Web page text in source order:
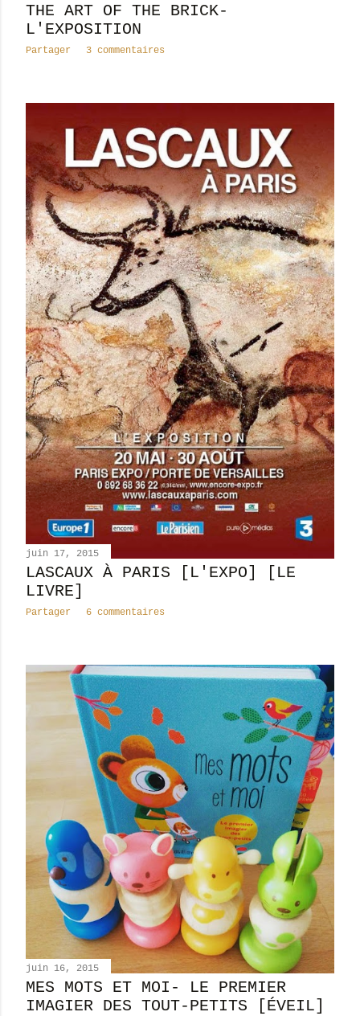
THE ART OF THE BRICK-
L'EXPOSITION
Partager 3 commentaires
juin 17, 2015
LASCAUX À PARIS [L'EXPO] [LE
LIVRE]
Partager 6 commentaires
juin 16, 2015
MES MOTS ET MOI- LE PREMIER
IMAGIER DES TOUT-PETITS [ÉVEIL]